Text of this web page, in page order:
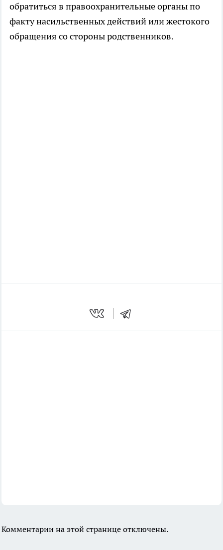
обратиться в правоохранительные органы по
факту насильственных действий или жестокого
обращения со стороны родственников.
Комментарии на этой странице отключены.